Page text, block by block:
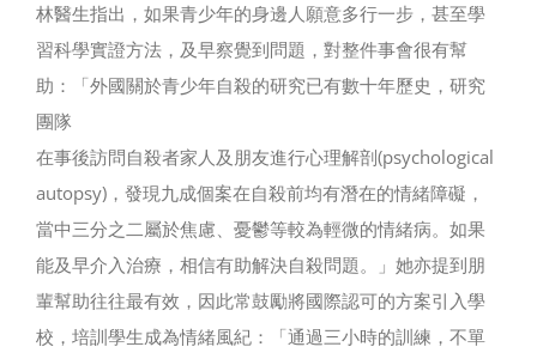
林醫生指出，如果青少年的身邊人願意多行一步，甚至學
習科學實證方法，及早察覺到問題，對整件事會很有幫
助：「外國關於青少年自殺的研究已有數十年歷史，研究
團隊
在事後訪問自殺者家人及朋友進行心理解剖(psychological
autopsy)，發現九成個案在自殺前均有潛在的情緒障礙，
當中三分之二屬於焦慮、憂鬱等較為輕微的情緒病。如果
能及早介入治療，相信有助解決自殺問題。」她亦提到朋
輩幫助往往最有效，因此常鼓勵將國際認可的方案引入學
校，培訓學生成為情緒風紀：「通過三小時的訓練，不單